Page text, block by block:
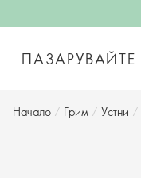
ПАЗАРУВАЙТЕ
Начало / Грим / Устни /